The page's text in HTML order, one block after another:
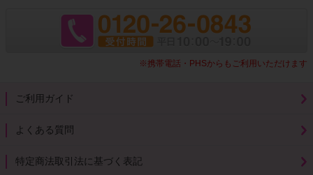
※携帯電話・PHSからもご利用いただけます
ご利用ガイド
よくある質問
特定商法取引法に基づく表記